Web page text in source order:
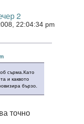
2
22:04:34 pm
сърма.Като
и каквото
бързо.
точно